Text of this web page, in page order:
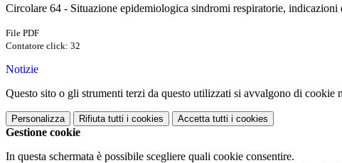
Circolare 64 - Situazione epidemiologica sindromi respiratorie, indicazioni
File PDF
Contatore click: 32
Notizie
Questo sito o gli strumenti terzi da questo utilizzati si avvalgono di
Personalizza Rifiuta tutti i cookies Accetta tutti i cookies
Gestione cookie
In questa schermata è possibile scegliere quali cookie consentire.